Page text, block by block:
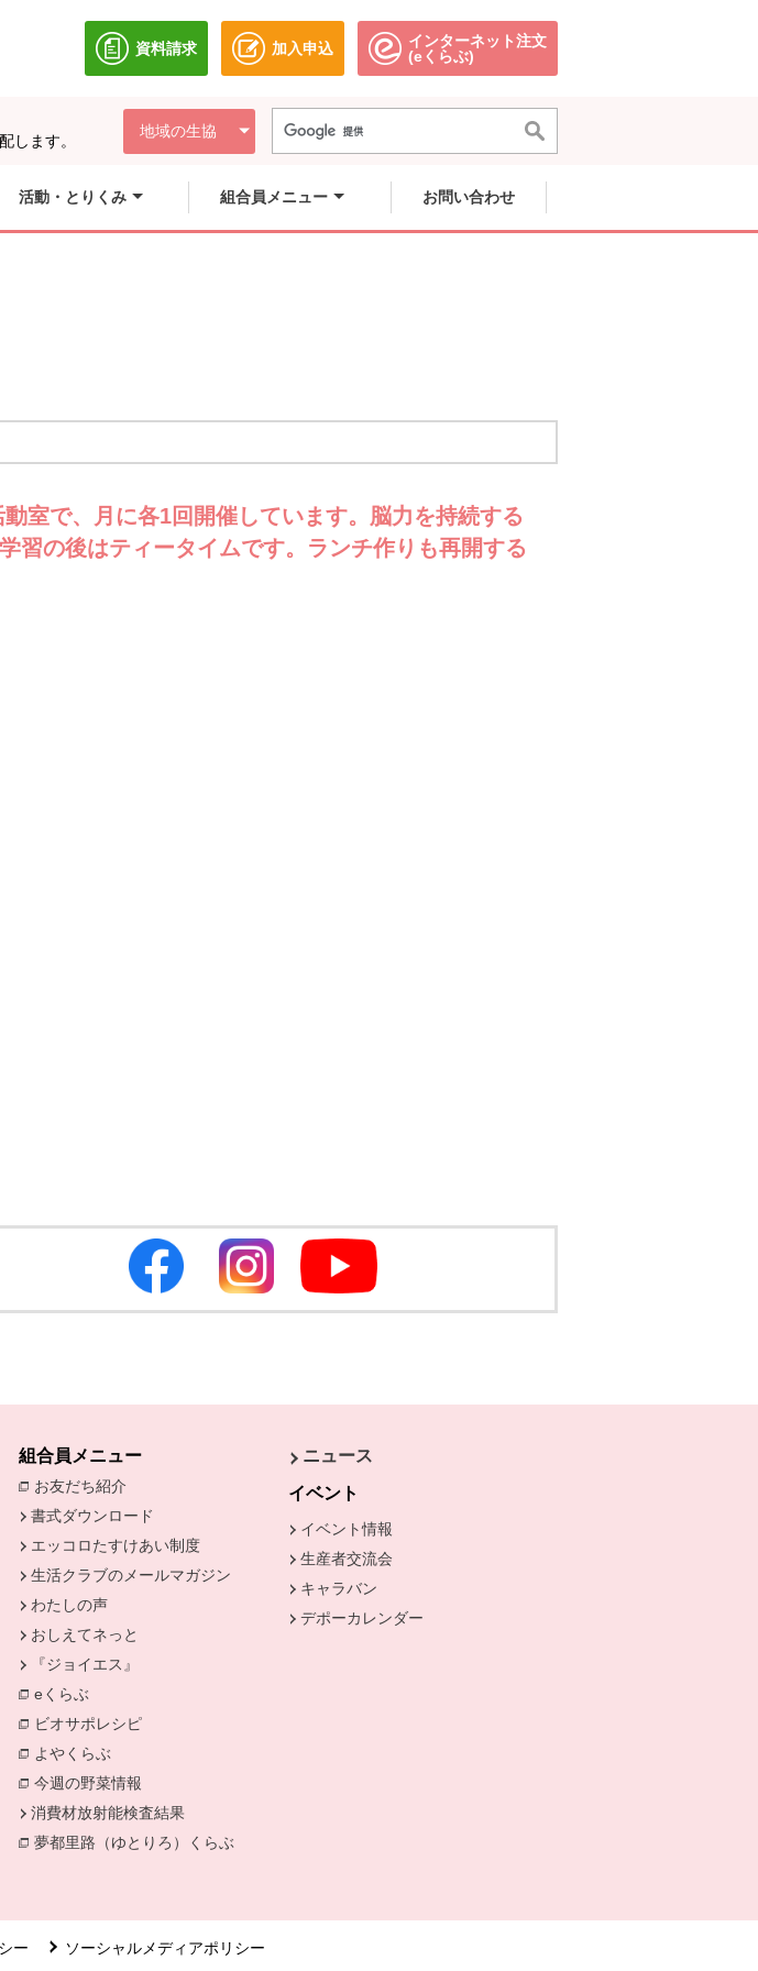
資料請求
別のウィンドウで開きます。
加入申込
別のウィンドウで開きます。
インターネット注文
(eくらぶ)別のウィンドウで開きます。
します。
地域の生協
活動・とりくみ 組合員メニュー お問い合わせ
室で、月に各1回開催しています。脳力を持続する
習の後はティータイムです。ランチ作りも再開する
組合員メニュー
お友だち紹介 別のウィンドウで開きます。
書式ダウンロード
エッコロたすけあい制度
生活クラブのメールマガジン
わたしの声
おしえてネっと
『ジョイエス』
eくらぶ
別のウィンドウで開きます。
ビオサポレシピ
よやくらぶ
今週の野菜情報
消費材放射能検査結果
夢都里路（ゆとりろ）くらぶ
ニュース
イベント
イベント情報
生産者交流会
キャラバン
デポーカレンダー
ー ソーシャルメディアポリシー